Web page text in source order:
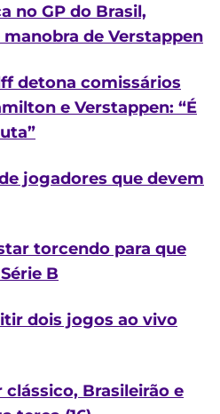
no GP do Brasil,
de Verstappen
detona comissários
e Verstappen: “É
jogadores que devem
torcendo para que
B
dois jogos ao vivo
Brasileirão e